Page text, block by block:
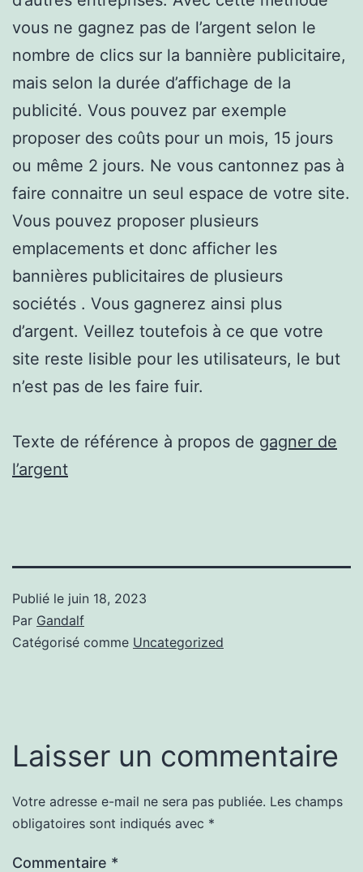
vous ne gagnez pas de l’argent selon le
nombre de clics sur la bannière publicitaire,
mais selon la durée d’affichage de la
publicité. Vous pouvez par exemple
proposer des coûts pour un mois, 15 jours
ou même 2 jours. Ne vous cantonnez pas à
faire connaitre un seul espace de votre site.
Vous pouvez proposer plusieurs
emplacements et donc afficher les
bannières publicitaires de plusieurs
sociétés . Vous gagnerez ainsi plus
d’argent. Veillez toutefois à ce que votre
site reste lisible pour les utilisateurs, le but
n’est pas de les faire fuir.
Texte de référence à propos de gagner de
l’argent
Publié le juin 18, 2023
Par Gandalf
Catégorisé comme Uncategorized
Laisser un commentaire
Votre adresse e-mail ne sera pas publiée. Les champs
obligatoires sont indiqués avec *
Commentaire *